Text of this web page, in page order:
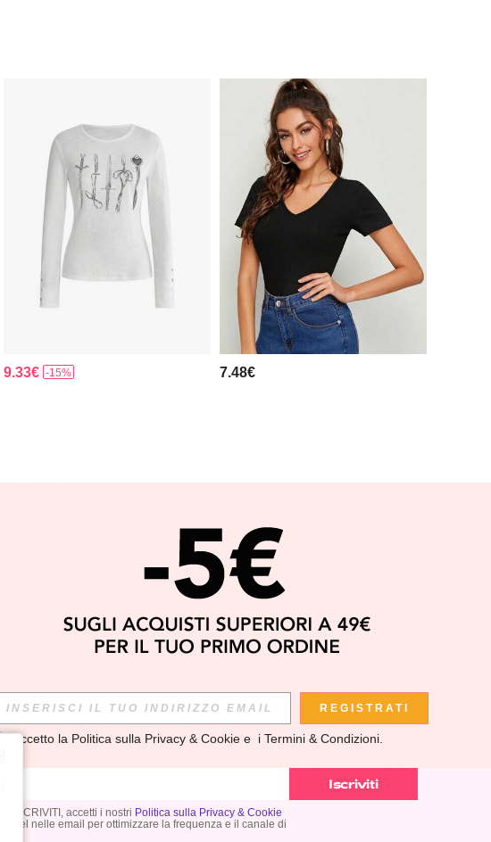
9.33€ -15% 7.48€
newsletter per scoprire le ULTIME TENDENZE in anteprima! (È possibile
in qualsiasi momento).
ISCRIVITI, accetti i nostri Politica sulla Privacy & Cookie
pixel nelle email per ottimizzare la frequenza e il canale di
Iscriviti
REGISTRATI
Accetto la Politica sulla Privacy & Cookie e  i Termini & Condizioni